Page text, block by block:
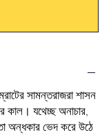
সামন্তরাজরা শাসন
কাল। যথেচ্ছ অনাচার,
অন্ধকার ভেদ করে উঠে